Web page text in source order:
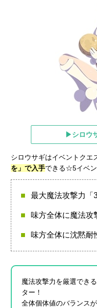
▶シロウ
シロウサギはイベントクエ
を」で入手できる☆5イベン
最大魔法攻撃力「
味方全体に魔法攻
味方全体に沈黙耐
魔法攻撃力を厳選でき
ター！
全体個体値のバランス